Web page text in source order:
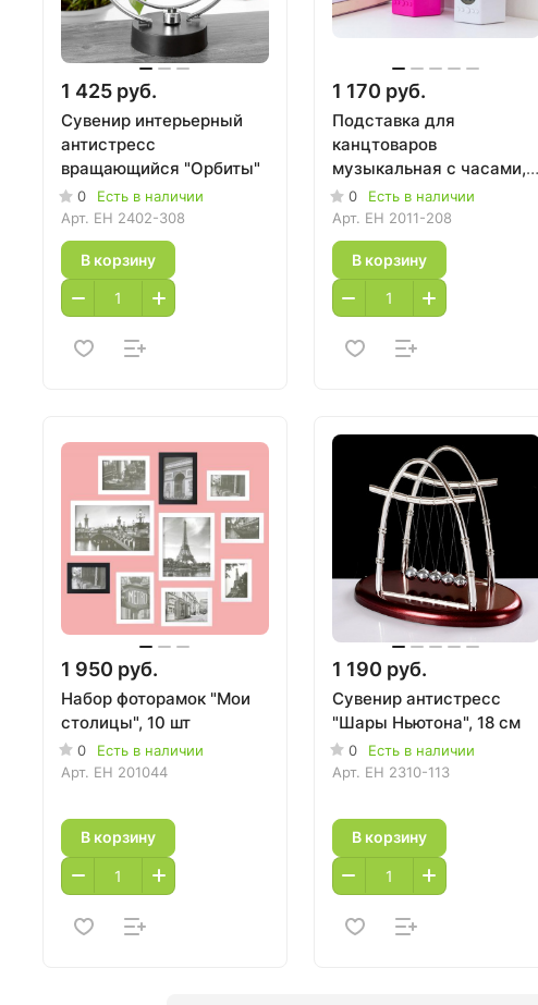
1 425 руб.
Сувенир интерьерный
антистресс
вращающийся "Орбиты"
0
Есть в наличии
Арт. EH 2402-308
В корзину
1 170 руб.
Подставка для
канцтоваров
музыкальная с часами,
календарем и
термометром
0
Есть в наличии
Арт. EH 2011-208
В корзину
1 950 руб.
Набор фоторамок "Мои
столицы", 10 шт
0
Есть в наличии
Арт. EH 201044
В корзину
1 190 руб.
Сувенир антистресс
"Шары Ньютона", 18 см
0
Есть в наличии
Арт. EH 2310-113
В корзину